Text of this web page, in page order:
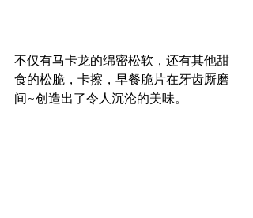
不仅有马卡龙的绵密松软，还有其他甜
食的松脆，卡擦，早餐脆片在牙齿厮磨
间~创造出了令人沉沦的美味。